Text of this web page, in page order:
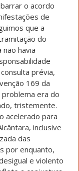
o acordo
de
que a
do
havia
prévia,
169 da
problema era do
tristemente.
acelerado para
inclusive
das
por enquanto,
e violento